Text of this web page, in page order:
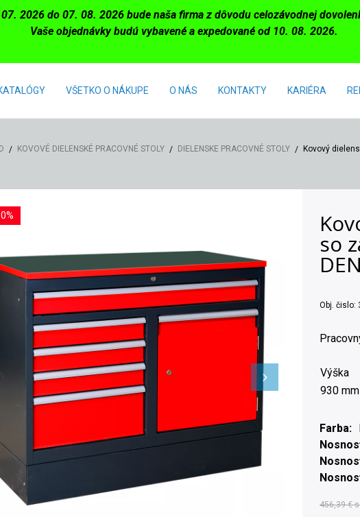
2026 do 07. 08. 2026 bude naša firma z dôvodu celozávodnej
Vaše objednávky budú vybavené a expedované od 10. 08. 2026.
VŠETKO O NÁKUPE O NÁS KONTAKTY KARIÉRA
KOVOVÉ DIELENSKÉ PRACOVNÉ STOLY DIELENSKE PRACOVNÉ STOLY Kovový
so
Obj. čislo:
Výška
930 mm
Farba
456,39 €s